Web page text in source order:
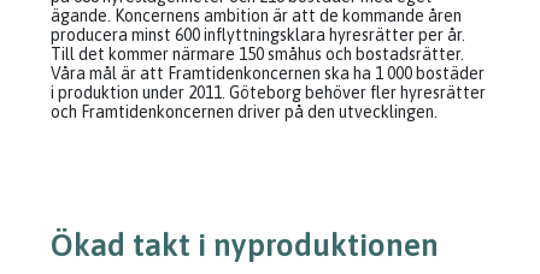
ägande. Koncernens ambition är att de kommande åren
producera minst 600 inflyttningsklara hyresrätter per år.
Till det kommer närmare 150 småhus och bostadsrätter.
Våra mål är att Framtidenkoncernen ska ha 1 000 bostäder
i produktion under 2011. Göteborg behöver fler hyresrätter
och Framtidenkoncernen driver på den utvecklingen.
Ökad takt i nyproduktionen